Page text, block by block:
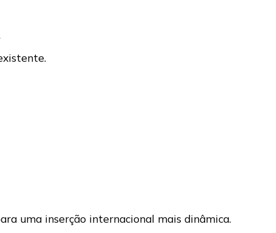
uma inserção internacional mais dinâmica.